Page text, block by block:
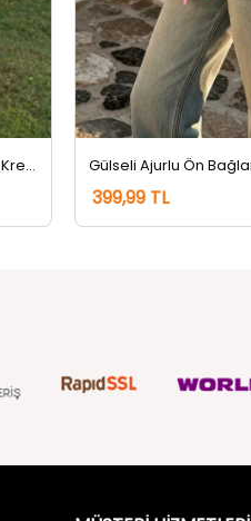
Gülseli Ajurlu Ön Bağlamalı Triko Hırka Krem
399,99 TL
MÜŞTERİ HİZMETLERİ